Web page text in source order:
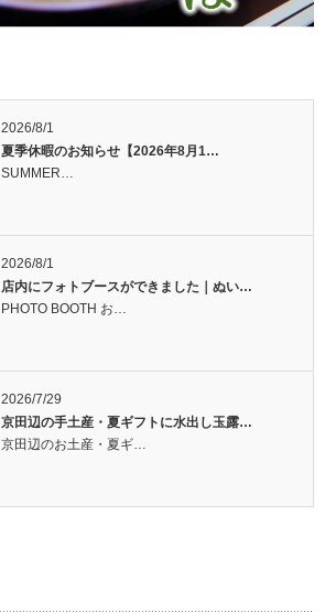
2026/8/1
夏季休暇のお知らせ【2026年8月1…
SUMMER…
2026/8/1
店内にフォトブースができました｜ぬい…
PHOTO BOOTH お…
2026/7/29
京田辺の手土産・夏ギフトに水出し玉露…
京田辺のお土産・夏ギ…